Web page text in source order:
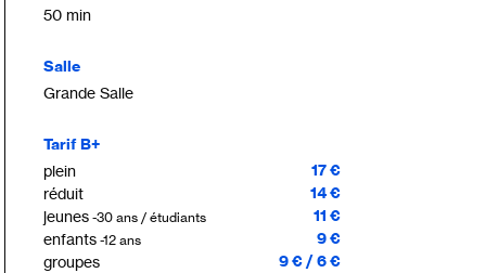
50 min
Salle
Grande Salle
Tarif B+
plein 17 €
réduit 14 €
jeunes -30 ans / étudiants 11 €
enfants -12 ans 9 €
groupes 9 € / 6 €